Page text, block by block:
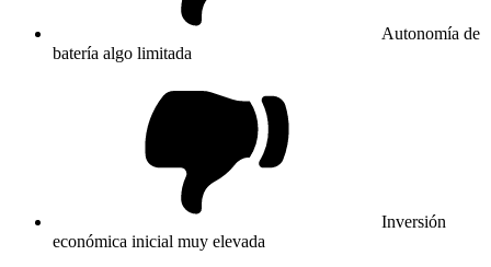
Autonomía de
batería algo limitada
Inversión
económica inicial muy elevada